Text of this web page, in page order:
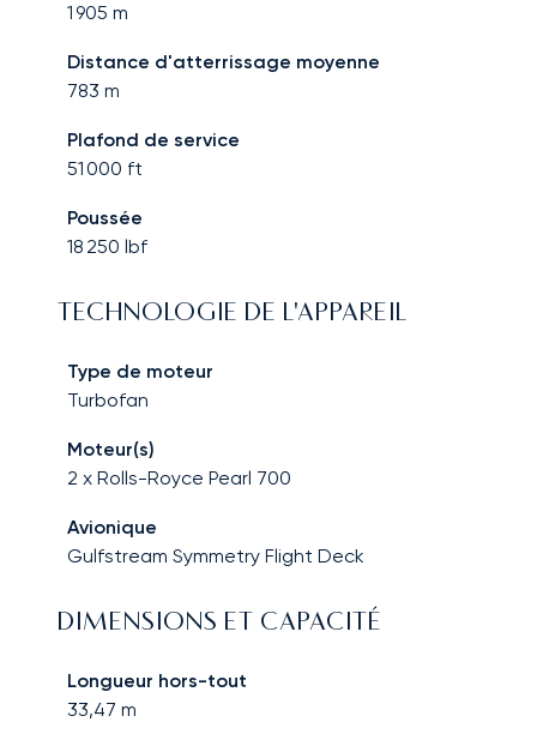
1 905 m
Distance d'atterrissage moyenne
783 m
Plafond de service
51 000 ft
Poussée
18 250 lbf
TECHNOLOGIE DE L'APPAREIL
Type de moteur
Turbofan
Moteur(s)
2 x Rolls-Royce Pearl 700
Avionique
Gulfstream Symmetry Flight Deck
DIMENSIONS ET CAPACITÉ
Longueur hors-tout
33,47 m